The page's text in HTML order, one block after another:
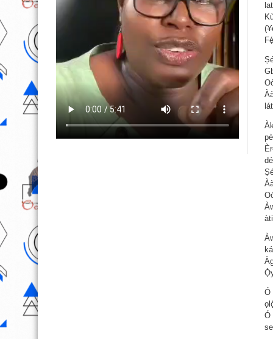
(
Ó
Ó